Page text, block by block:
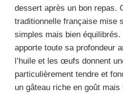
dessert après un bon repas.
traditionnelle française mise
simples mais bien
apporte toute sa profondeur
l’huile et les œufs donnent
particulièrement tendre et
un gâteau riche en goût